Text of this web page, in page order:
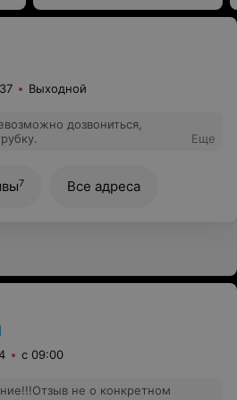
Выходной
дозвониться,
Еще
7 Все адреса
с 09:00
не о конкретном